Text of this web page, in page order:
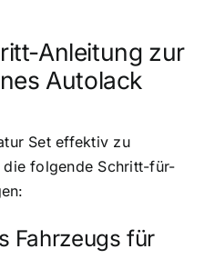
Anleitung zur
Autolack
Set effektiv zu
die folgende Schritt-für-
Fahrzeugs für